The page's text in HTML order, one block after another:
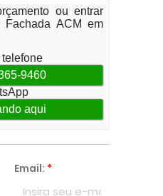
ou entrar
Fachada ACM em
9460
aqui
Email: *